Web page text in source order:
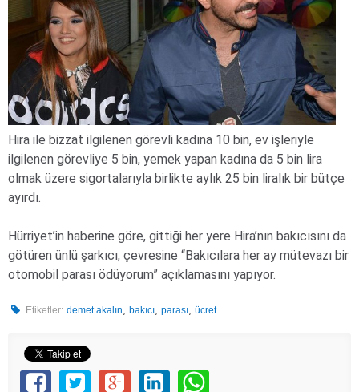
Hira ile bizzat ilgilenen görevli kadına 10 bin, ev işleriyle
ilgilenen görevliye 5 bin, yemek yapan kadına da 5 bin lira
olmak üzere sigortalarıyla birlikte aylık 25 bin liralık bir bütçe
ayırdı.
Hürriyet’in haberine göre, gittiği her yere Hira’nın bakıcısını da
götüren ünlü şarkıcı, çevresine “Bakıcılara her ay mütevazı bir
otomobil parası ödüyorum” açıklamasını yapıyor.
Etiketler: demet akalın,bakıcı,parası,ücret